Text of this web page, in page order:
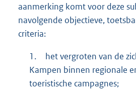
aanmerking komt voor deze
navolgende objectieve,
criteria:
1.
het vergroten van de
Kampen binnen regionale
toeristische campagnes;